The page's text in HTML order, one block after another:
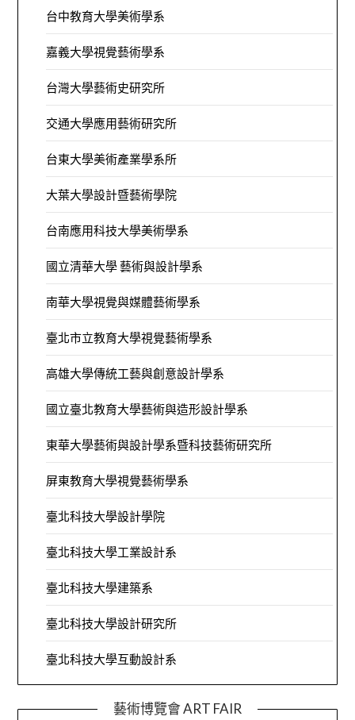
台中教育大學美術學系
嘉義大學視覺藝術學系
台灣大學藝術史研究所
交通大學應用藝術研究所
台東大學美術產業學系所
大葉大學設計暨藝術學院
台南應用科技大學美術學系
國立清華大學 藝術與設計學系
南華大學視覺與媒體藝術學系
臺北市立教育大學視覺藝術學系
高雄大學傳統工藝與創意設計學系
國立臺北教育大學藝術與造形設計學系
東華大學藝術與設計學系暨科技藝術研究所
屏東教育大學視覺藝術學系
臺北科技大學設計學院
臺北科技大學工業設計系
臺北科技大學建築系
臺北科技大學設計研究所
臺北科技大學互動設計系
藝術博覽會 ART FAIR